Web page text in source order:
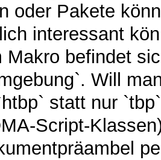
oder Pakete
interessant
Makro befindet
Will
statt nur
Script-